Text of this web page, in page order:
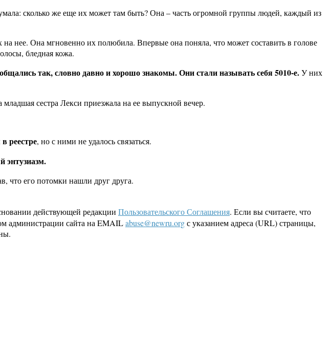
сколько же еще их может там быть? Она – часть огромной группы людей, каждый из
нее. Она мгновенно их полюбила. Впервые она поняла, что может составить в голове
бледная кожа.
так, словно давно и хорошо знакомы. Они стали называть себя 5010-е.У них
сестра Лекси приезжала на ее выпускной вечер.
реестре, но с ними не удалось связаться.
энтузиазм.
что его потомки нашли друг друга.
действующей редакции Пользовательского Соглашения. Если вы считаете, что
администрации сайта на EMAILabuse@newru.orgс указанием адреса (URL) страницы,